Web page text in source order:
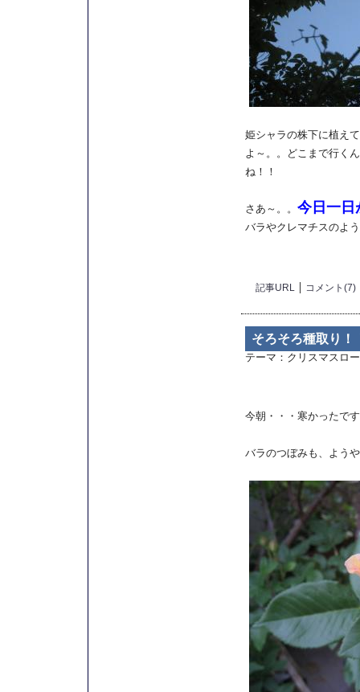
姫シャラの株下に植え
よ～。。どこまで行く
ね！！
さあ～。。 今日一日
バラやクレマチスのよ
記事URL コメント(7)
そろそろ種取り！
テーマ： クリスマスロ
今朝・・・寒かったで
バラのつぼみも、よう